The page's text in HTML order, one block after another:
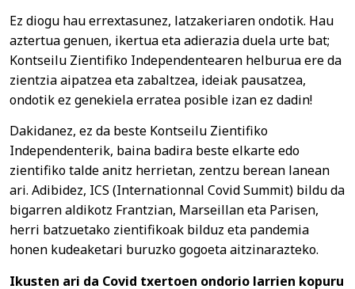
Ez diogu hau errextasunez, latzakeriaren ondotik. Hau
aztertua genuen, ikertua eta adierazia duela urte bat;
Kontseilu Zientifiko Independentearen helburua ere da
zientzia aipatzea eta zabaltzea, ideiak pausatzea,
ondotik ez genekiela erratea posible izan ez dadin!
Dakidanez, ez da beste Kontseilu Zientifiko
Independenterik, baina badira beste elkarte edo
zientifiko talde anitz herrietan, zentzu berean lanean
ari. Adibidez, ICS (Internationnal Covid Summit) bildu da
bigarren aldikotz Frantzian, Marseillan eta Parisen,
herri batzuetako zientifikoak bilduz eta pandemia
honen kudeaketari buruzko gogoeta aitzinarazteko.
Ikusten ari da Covid txertoen ondorio larrien kopuru